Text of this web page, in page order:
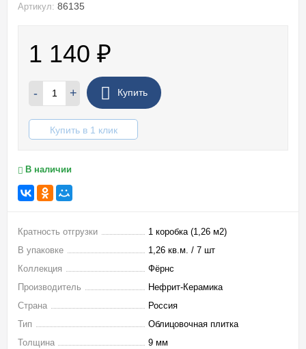
Артикул: 86135
1 140 ₽
- + Купить
Купить в 1 клик
В наличии
Кратность отгрузки
1 коробка (1,26 м2)
В упаковке
1,26 кв.м. / 7 шт
Коллекция
Фёрнс
Производитель
Нефрит-Керамика
Страна
Россия
Тип
Облицовочная плитка
Толщина
9 мм